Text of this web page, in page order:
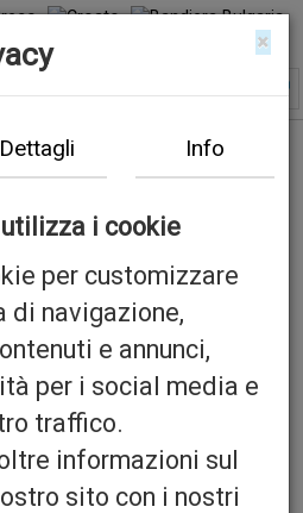
×
Dettagli Info
i cookie
per customizzare
di navigazione,
e annunci,
per i social media e
traffico.
informazioni sul
sito con i nostri